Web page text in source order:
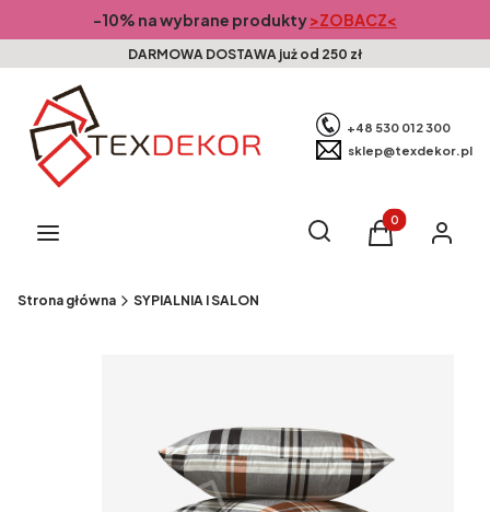
-10% na wybrane produkty>ZOBACZ<
DARMOWA DOSTAWA już od 250 zł
+48 530 012 300
sklep@texdekor.pl
Menu Otwórz wyszukiwarkę
Szukaj Produkty w
Koszyk Zaloguj
Strona główna SYPIALNIA I SALON